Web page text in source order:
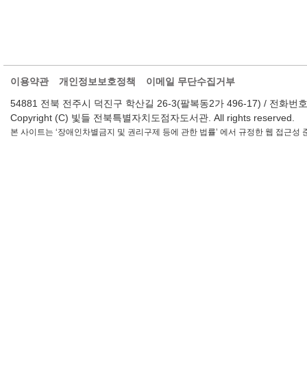
이용약관 개인정보보호정책
이메일 무단수집거부
54881 전북 전주시 덕진구 학산길 26-3(팔복동2가 496-17) / 전화
Copyright (C) 빛들 전북특별자치도점자도서관. All rights reserved.
본 사이트는 ‘장애인차별금지 및 권리구제 등에 관한 법률’ 에서 규정한 웹 접근